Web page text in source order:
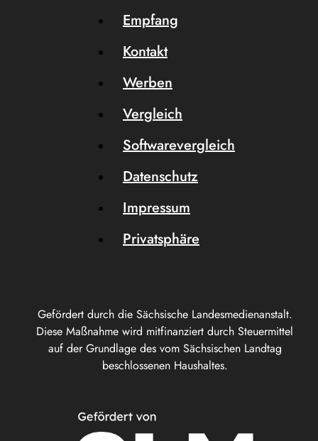
Gefördert durch die Sächsische Landesmedienanstalt.
Diese Maßnahme wird mitfinanziert durch Steuermittel
auf der Grundlage des vom Sächsischen Landtag
beschlossenen Haushaltes.
Empfang
Kontakt
Werben
Vergleich
Softwarevergleich
Datenschutz
Impressum
Privatsphäre